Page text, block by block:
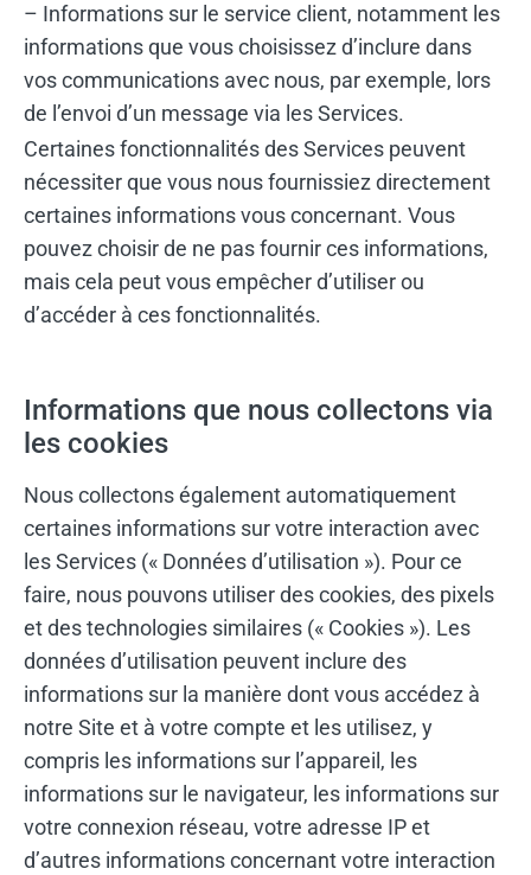
– Informations sur le service client, notamment les
informations que vous choisissez d’inclure dans
vos communications avec nous, par exemple, lors
de l’envoi d’un message via les Services.
Certaines fonctionnalités des Services peuvent
nécessiter que vous nous fournissiez directement
certaines informations vous concernant. Vous
pouvez choisir de ne pas fournir ces informations,
mais cela peut vous empêcher d’utiliser ou
d’accéder à ces fonctionnalités.
Informations que nous collectons via
les cookies
Nous collectons également automatiquement
certaines informations sur votre interaction avec
les Services (« Données d’utilisation »). Pour ce
faire, nous pouvons utiliser des cookies, des pixels
et des technologies similaires (« Cookies »). Les
données d’utilisation peuvent inclure des
informations sur la manière dont vous accédez à
notre Site et à votre compte et les utilisez, y
compris les informations sur l’appareil, les
informations sur le navigateur, les informations sur
votre connexion réseau, votre adresse IP et
d’autres informations concernant votre interaction